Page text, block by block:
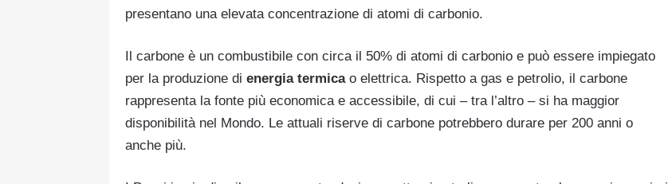
presentano una elevata concentrazione di atomi di carbonio.
Il carbone è un combustibile con circa il 50% di atomi di carbonio e può essere impiegato
per la produzione di energia termicao elettrica. Rispetto a gas e petrolio, il carbone
rappresenta la fonte più economica e accessibile, di cui – tra l’altro – si ha maggior
disponibilità nel Mondo. Le attuali riserve di carbone potrebbero durare per 200 anni o
anche più.